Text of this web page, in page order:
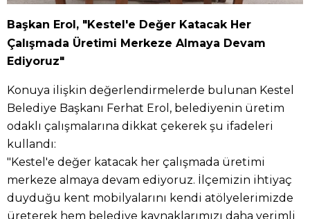
Başkan Erol, "Kestel'e Değer Katacak Her
Çalışmada Üretimi Merkeze Almaya Devam
Ediyoruz"
Konuya ilişkin değerlendirmelerde bulunan Kestel
Belediye Başkanı Ferhat Erol, belediyenin üretim
odaklı çalışmalarına dikkat çekerek şu ifadeleri
kullandı:
"Kestel'e değer katacak her çalışmada üretimi
merkeze almaya devam ediyoruz. İlçemizin ihtiyaç
duyduğu kent mobilyalarını kendi atölyelerimizde
üreterek hem belediye kaynaklarımızı daha verimli